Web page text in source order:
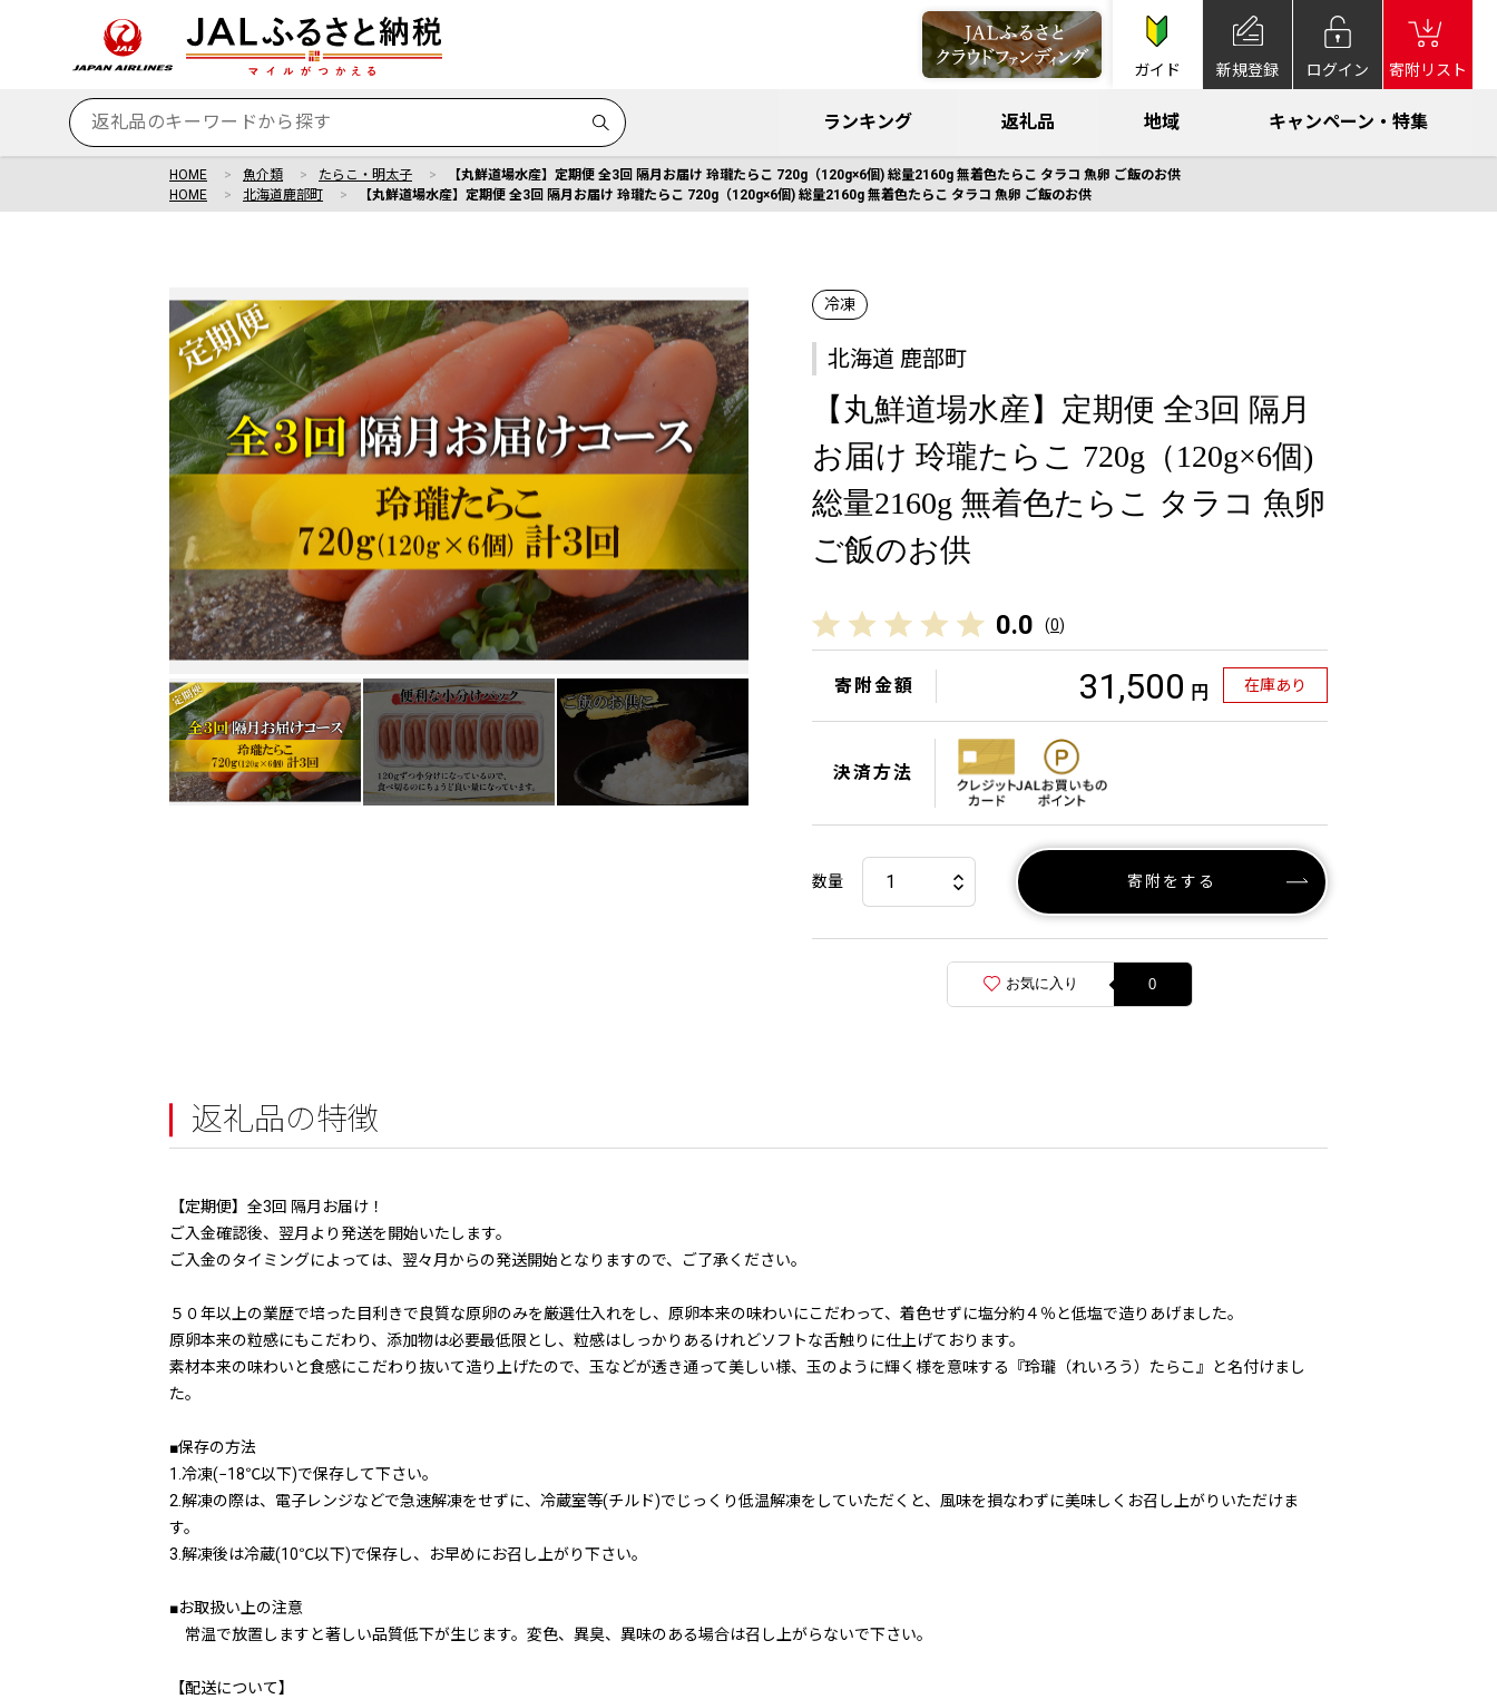
ガイド 新規登録 ログイン 寄附リスト
ランキング 返礼品 地域 キャンペーン・特集
HOME 魚介類 たらこ・明太子
【丸鮮道場水産】定期便 全3回 隔月お届け 玲瓏たらこ 720g（120g×6個) 総量2160g 無着色たらこ タラコ 魚卵 ご飯のお供
HOME
北海道鹿部町 【丸鮮道場水産】定期便 全3回 隔月お届け 玲瓏たらこ 720g（120g×6個) 総量2160g 無着色たらこ タラコ 魚卵 ご飯のお供
冷凍
北海道 鹿部町
【丸鮮道場水産】定期便 全3回 隔月
お届け 玲瓏たらこ 720g（120g×6個)
総量2160g 無着色たらこ タラコ 魚卵
ご飯のお供
0.0 (0)
寄附金額 31,500 円 在庫あり
決済方法
数量 寄附をする
お気に入り 0
返礼品の特徴
【定期便】全3回 隔月お届け！
ご入金確認後、翌月より発送を開始いたします。
ご入金のタイミングによっては、翌々月からの発送開始となりますので、ご了承ください。
５０年以上の業歴で培った目利きで良質な原卵のみを厳選仕入れをし、原卵本来の味わいにこだわって、着色せずに塩分約４％と低塩で造りあげました。
原卵本来の粒感にもこだわり、添加物は必要最低限とし、粒感はしっかりあるけれどソフトな舌触りに仕上げております。
素材本来の味わいと食感にこだわり抜いて造り上げたので、玉などが透き通って美しい様、玉のように輝く様を意味する『玲瓏（れいろう）たらこ』と名付けまし
た。
■保存の方法
1.冷凍(−18℃以下)で保存して下さい。
2.解凍の際は、電子レンジなどで急速解凍をせずに、冷蔵室等(チルド)でじっくり低温解凍をしていただくと、風味を損なわずに美味しくお召し上がりいただけま
す。
3.解凍後は冷蔵(10℃以下)で保存し、お早めにお召し上がり下さい。
■お取扱い上の注意
常温で放置しますと著しい品質低下が生じます。変色、異臭、異味のある場合は召し上がらないで下さい。
【配送について】